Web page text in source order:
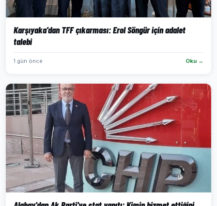
Karşıyaka'dan TFF çıkarması: Erol Söngür için adalet
talebi
1 gün önce Oku →